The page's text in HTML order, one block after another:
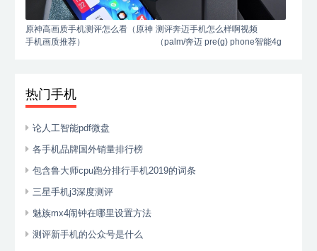
原神高画质手机测评怎么看（原神
手机画质推荐）
测评奔迈手机怎么样啊视频
（palm/奔迈 pre(g) phone智能4g
热门手机
论人工智能pdf微盘
各手机品牌国外销量排行榜
包含鲁大师cpu跑分排行手机2019的词条
三星手机j3深度测评
魅族mx4闹钟在哪里设置方法
测评新手机的公众号是什么